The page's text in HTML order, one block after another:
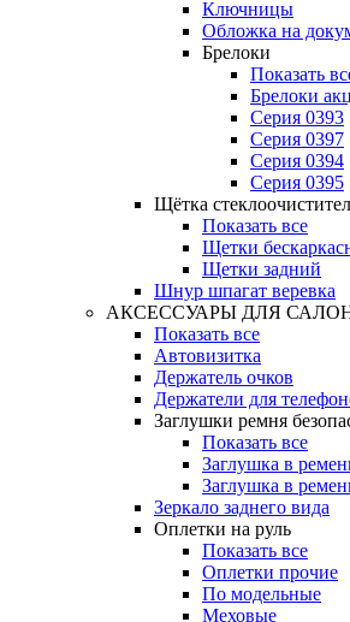
Ключницы
Обложка на
Брелоки
Показать
Брелоки
Серия 0393
Серия 0397
Серия 0394
Серия 0395
Щётка
Показать все
Щетки
Щетки задний
Шнур шпагат веревка
АКСЕССУАРЫ ДЛЯ
Показать все
Автовизитка
Держатель очков
Держатели для
Заглушки ремня
Показать все
Заглушка в
Заглушка в
Зеркало заднего вида
Оплетки на руль
Показать все
Оплетки прочиe
По модельные
Меховые